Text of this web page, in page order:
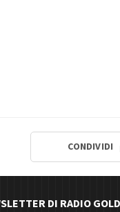
CONDIVIDI
DI RADIO GOLD